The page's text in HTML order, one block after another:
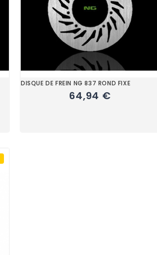
DISQUE DE FREIN NG 837 ROND FIXE
64,94 €